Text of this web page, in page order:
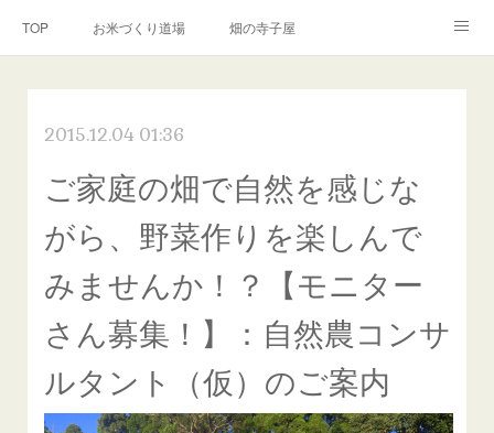
TOP お米づくり道場 畑の寺子屋
お問い合わせ リンク(SNS)
2015.12.04 01:36
ご家庭の畑で自然を感じな
がら、野菜作りを楽しんで
みませんか！？【モニター
さん募集！】：自然農コンサ
ルタント（仮）のご案内